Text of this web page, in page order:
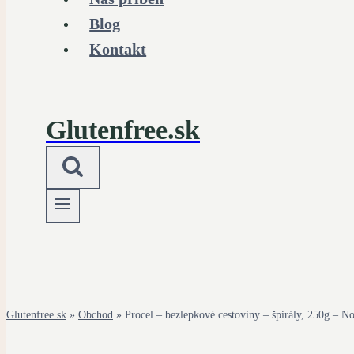
Blog
Kontakt
Glutenfree.sk
Glutenfree.sk » Obchod » Procel – bezlepkové cestoviny – špirály, 250g –